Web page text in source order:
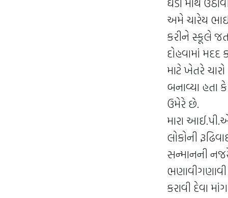
અમે ચારેય
કરીને સ્કૂલે
દોહવામાં
માટે ખેતરે
બનાવ્યા
ઉમેરે છે.
મારા
લોકોની
સન્માનની
કરાવી દેવા